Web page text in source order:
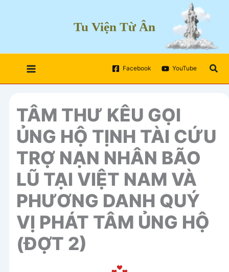
Tu Viện Từ Ân
Facebook YouTube
TÂM THƯ KÊU GỌI
ỦNG HỘ TỊNH TÀI CỨU
TRỢ NẠN NHÂN BÃO
LŨ TẠI VIỆT NAM VÀ
PHƯƠNG DANH QUÝ
VỊ PHÁT TÂM ỦNG HỘ
(ĐỢT 2)